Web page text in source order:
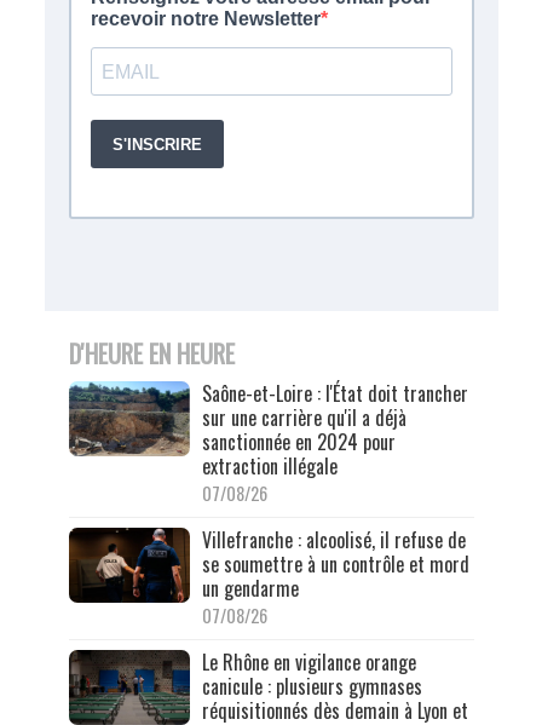
D'HEURE EN HEURE
Saône-et-Loire : l'État doit trancher
sur une carrière qu'il a déjà
sanctionnée en 2024 pour
extraction illégale
07/08/26
Villefranche : alcoolisé, il refuse de
se soumettre à un contrôle et mord
un gendarme
07/08/26
Le Rhône en vigilance orange
canicule : plusieurs gymnases
réquisitionnés dès demain à Lyon et